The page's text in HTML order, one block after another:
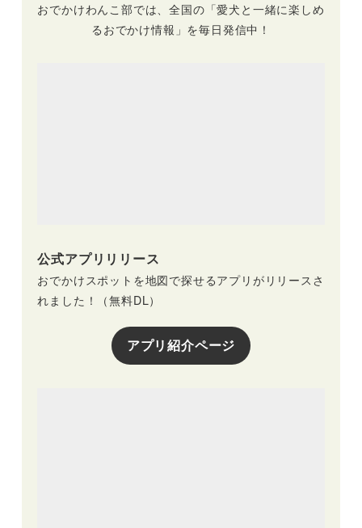
おでかけわんこ部では、全国の「愛犬と一緒に楽しめ
るおでかけ情報」を毎日発信中！
公式アプリリリース
おでかけスポットを地図で探せるアプリがリリースさ
れました！（無料DL）
アプリ紹介ページ